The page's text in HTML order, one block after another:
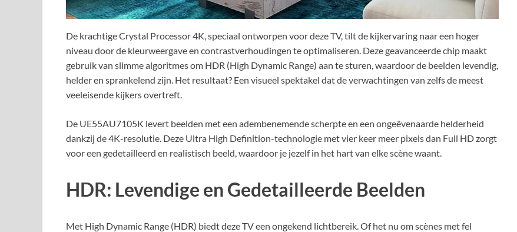
De krachtige Crystal Processor 4K, speciaal ontworpen voor deze TV, tilt de kijkervaring naar een hoger
niveau door de kleurweergave en contrastverhoudingen te optimaliseren. Deze geavanceerde chip maakt
gebruik van slimme algoritmes om HDR (High Dynamic Range) aan te sturen, waardoor de beelden levendig,
helder en sprankelend zijn. Het resultaat? Een visueel spektakel dat de verwachtingen van zelfs de meest
veeleisende kijkers overtreft.
De UE55AU7105K levert beelden met een adembenemende scherpte en een ongeëvenaarde helderheid
dankzij de 4K-resolutie. Deze Ultra High Definition-technologie met vier keer meer pixels dan Full HD zorgt
voor een gedetailleerd en realistisch beeld, waardoor je jezelf in het hart van elke scène waant.
HDR: Levendige en Gedetailleerde Beelden
Met High Dynamic Range (HDR) biedt deze TV een ongekend lichtbereik. Of het nu om scènes met fel